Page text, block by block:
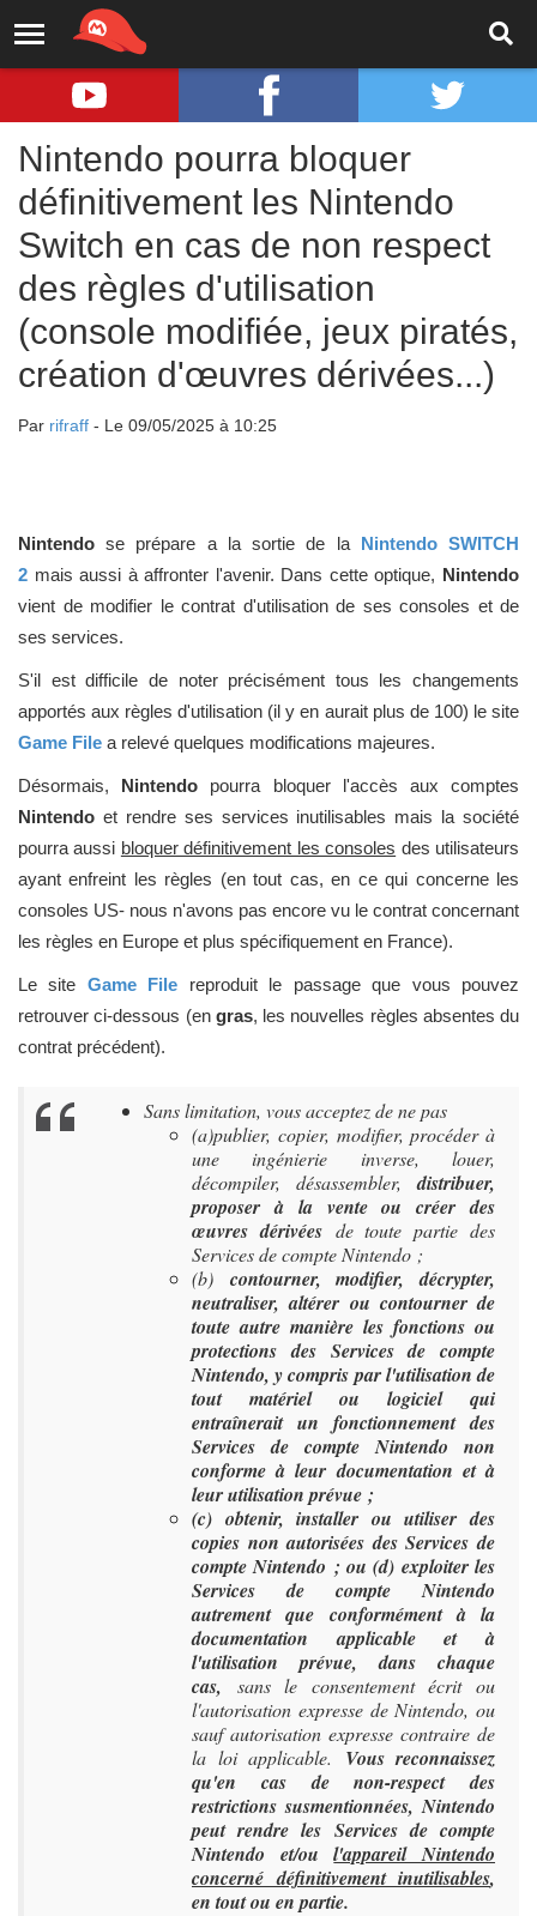
Nintendo pourra bloquer
définitivement les Nintendo
Switch en cas de non respect
des règles d'utilisation
(console modifiée, jeux piratés,
création d'œuvres dérivées...)
Par rifraff - Le 09/05/2025 à 10:25
Nintendo se prépare a la sortie de la Nintendo SWITCH
2 mais aussi à affronter l'avenir. Dans cette optique, Nintendo
vient de modifier le contrat d'utilisation de ses consoles et de
ses services.
S'il est difficile de noter précisément tous les changements
apportés aux règles d'utilisation (il y en aurait plus de 100) le site
Game File a relevé quelques modifications majeures.
Désormais, Nintendo pourra bloquer l'accès aux comptes
Nintendo et rendre ses services inutilisables mais la société
pourra aussi bloquer définitivement les consoles des utilisateurs
ayant enfreint les règles (en tout cas, en ce qui concerne les
consoles US- nous n'avons pas encore vu le contrat concernant
les règles en Europe et plus spécifiquement en France).
Le site Game File reproduit le passage que vous pouvez
retrouver ci-dessous (en gras, les nouvelles règles absentes du
contrat précédent).
Sans limitation, vous acceptez de ne pas
(a)publier, copier, modifier, procéder à
une ingénierie inverse, louer,
décompiler, désassembler,distribuer,
proposer à la vente ou créer des
œuvres dérivées de toute partie des
Services de compte Nintendo ;
(b) contourner, modifier, décrypter,
neutraliser, altérer ou contourner de
toute autre manière les fonctions ou
protections des Services de compte
Nintendo, y compris par l'utilisation de
tout matériel ou logiciel qui
entraînerait un fonctionnement des
Services de compte Nintendo non
conforme à leur documentation et à
leur utilisation prévue ;
(c) obtenir, installer ou utiliser des
copies non autorisées des Services de
compte Nintendo ; ou (d) exploiter les
Services de compte Nintendo
autrement que conformément à la
documentation applicable et à
l'utilisation prévue, dans chaque
cas, sans le consentement écrit ou
l'autorisation expresse de Nintendo, ou
sauf autorisation expresse contraire de
la loi applicable. Vous reconnaissez
qu'en cas de non-respect des
restrictions susmentionnées, Nintendo
peut rendre les Services de compte
Nintendo et/oul'appareil Nintendo
concerné définitivement inutilisables,
en tout ou en partie.